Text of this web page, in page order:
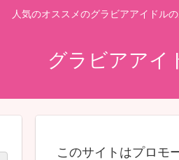
人気のオススメのグラビアアイドル
グラビアアイ
このサイトはプロモ